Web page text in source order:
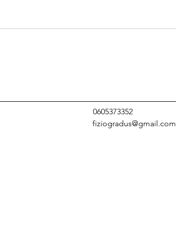
0605373352
fiziogradus@gmail.com